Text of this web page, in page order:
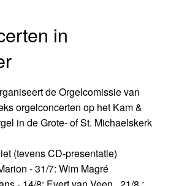
in
de Orgelcomissie van
orgelconcerten op het Kam &
in de Grote- of St. Michaelskerk
(tevens CD-presentatie)
- 31/7: Wim Magré